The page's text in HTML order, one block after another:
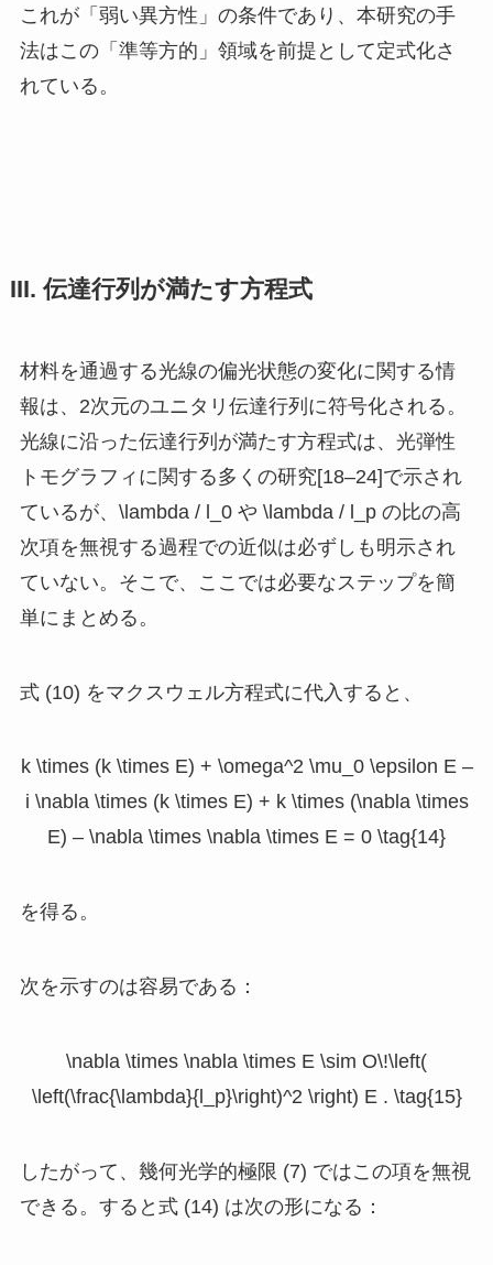
これが「弱い異方性」の条件であり、本研究の手
法はこの「準等方的」領域を前提として定式化さ
れている。
III. 伝達行列が満たす方程式
材料を通過する光線の偏光状態の変化に関する情
報は、2次元のユニタリ伝達行列に符号化される。
光線に沿った伝達行列が満たす方程式は、光弾性
トモグラフィに関する多くの研究[18–24]で示され
ているが、 \lambda / l_0や \lambda / l_pの比の高
次項を無視する過程での近似は必ずしも明示され
ていない。そこで、ここでは必要なステップを簡
単にまとめる。
式 (10) をマクスウェル方程式に代入すると、
k \times (k \times E) + \omega^2 \mu_0 \epsilon E –
i \nabla \times (k \times E) + k \times (\nabla \times
E) – \nabla \times \nabla \times E = 0 \tag{14}
を得る。
次を示すのは容易である：
\nabla \times \nabla \times E \sim O\!\left(
\left(\frac{\lambda}{l_p}\right)^2 \right) E . \tag{15}
したがって、幾何光学的極限 (7) ではこの項を無視
できる。すると式 (14) は次の形になる：